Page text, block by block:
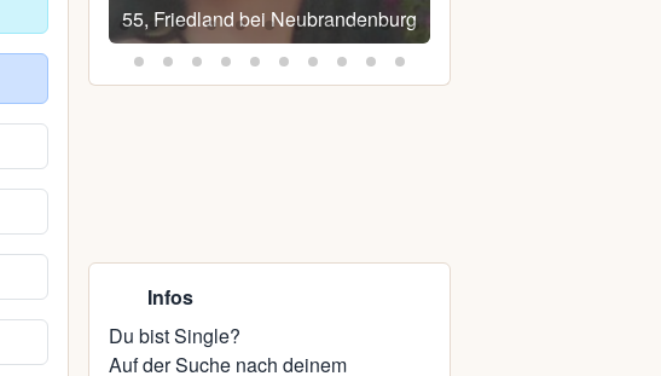
55, Friedland bei Neubrandenburg
Infos
Du bist Single?
Auf der Suche nach deinem